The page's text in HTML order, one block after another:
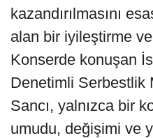
kazandırılmasını
alan bir iyileştirme
Konserde konuşan
Denetimli Serbestlik
Sancı, yalnızca bir
umudu, değişimi ve